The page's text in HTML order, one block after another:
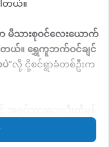
ါတယ်။
မိသားစုဝင်လေးယောက်
ယ်။ ရွှေကူဘက်ဝင်ချင်
”လို့ ငို့စင်ရွာခံတစ်ဦးက
ောင်ပြာကျခဲ့ကြောင်း